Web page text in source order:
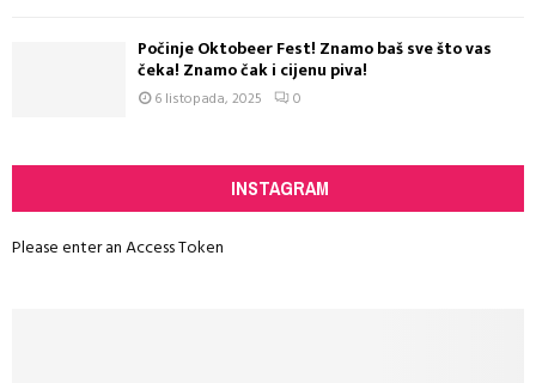
Počinje Oktobeer Fest! Znamo baš sve što vas
čeka! Znamo čak i cijenu piva!
6 listopada, 2025 0
INSTAGRAM
Please enter an Access Token